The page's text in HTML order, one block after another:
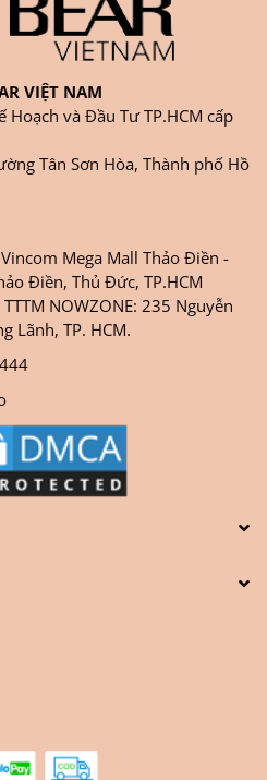
VIỆT NAM
Hoạch và Đầu Tư TP.HCM cấp
Tân Sơn Hòa, Thành phố Hồ
Mega Mall Thảo Điền -
Điền, Thủ Đức, TP.HCM
NOWZONE: 235 Nguyễn
Lãnh, TP. HCM.